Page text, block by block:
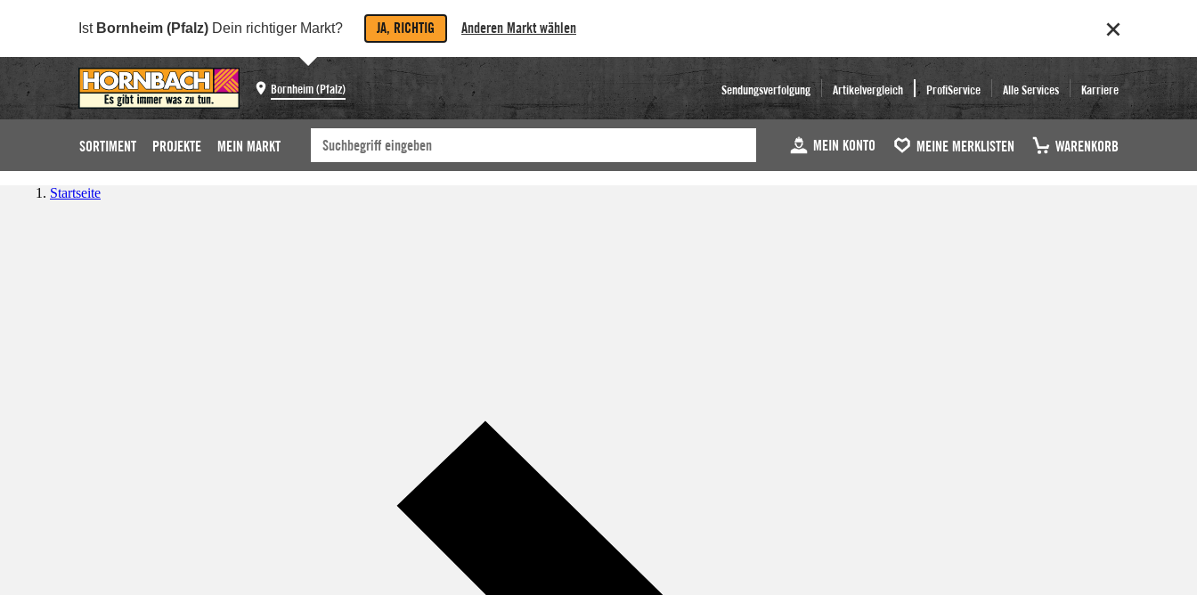
Ist Bornheim (Pfalz) Dein richtiger Markt? JA, RICHTIG Anderen Markt wählen
Bornheim (Pfalz) Sendungsverfolgung Artikelvergleich ProfiService Alle Services Karriere
SORTIMENT PROJEKTE MEIN MARKT MEIN KONTO MEINE MERKLISTEN WARENKORB
Startseite